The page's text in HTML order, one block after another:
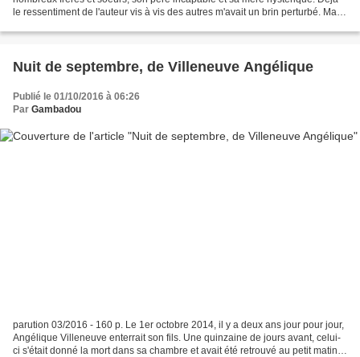
le ressentiment de l'auteur vis à vis des autres m'avait un brin perturbé. Mais
Nuit de septembre, de Villeneuve Angélique
Publié le 01/10/2016 à 06:26
Par Gambadou
parution 03/2016 - 160 p. Le 1er octobre 2014, il y a deux ans jour pour jour,
Angélique Villeneuve enterrait son fils. Une quinzaine de jours avant, celui-
ci s'était donné la mort dans sa chambre et avait été retrouvé au petit matin